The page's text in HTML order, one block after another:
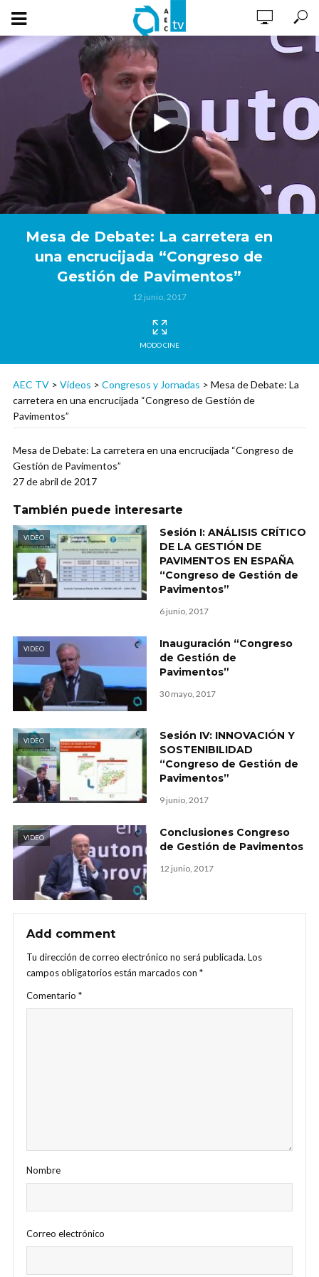
Mesa de Debate: La carretera en
una encrucijada “Congreso de
Gestión de Pavimentos”
12 junio, 2017
MODO CINE
AEC TV > Vídeos > Congresos y Jornadas > Mesa de Debate: La
carretera en una encrucijada “Congreso de Gestión de
Pavimentos”
Mesa de Debate: La carretera en una encrucijada “Congreso de
Gestión de Pavimentos”
27 de abril de 2017
También puede interesarte
VIDEO
Sesión I: ANÁLISIS CRÍTICO
DE LA GESTIÓN DE
PAVIMENTOS EN ESPAÑA
“Congreso de Gestión de
Pavimentos”
6 junio, 2017
VIDEO
Inauguración “Congreso
de Gestión de
Pavimentos”
30 mayo, 2017
VIDEO
Sesión IV: INNOVACIÓN Y
SOSTENIBILIDAD
“Congreso de Gestión de
Pavimentos”
9 junio, 2017
VIDEO
Conclusiones Congreso
de Gestión de Pavimentos
12 junio, 2017
Add comment
Tu dirección de correo electrónico no será publicada. Los
campos obligatorios están marcados con *
Comentario *
Nombre
Correo electrónico